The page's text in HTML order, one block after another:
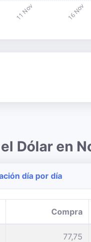
Dólar en
día por día
Compra
77,75